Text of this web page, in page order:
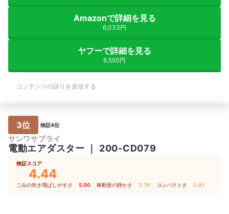
Amazonで詳細を見る
6,033円
ヤフーで詳細を見る
6,550円
コンテンツの誤りを送信する
3位 検証4位
サンワサプライ
電動エアダスター ｜ 200-CD079
検証スコア
4.44
ごみの吹き飛ばしやすさ 5.00 稼動音の静かさ 3.76 コンパクトさ 3.91